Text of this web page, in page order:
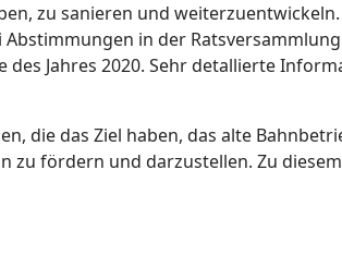
zu sanieren und
in der
Jahres 2020. Sehr detallierte
die das Ziel haben, das alte
fördern und darzustellen. Zu